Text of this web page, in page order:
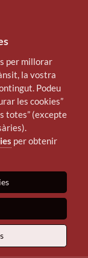
per millorar
la vostra
Podeu
les cookies”
totes” (excepte
per obtenir